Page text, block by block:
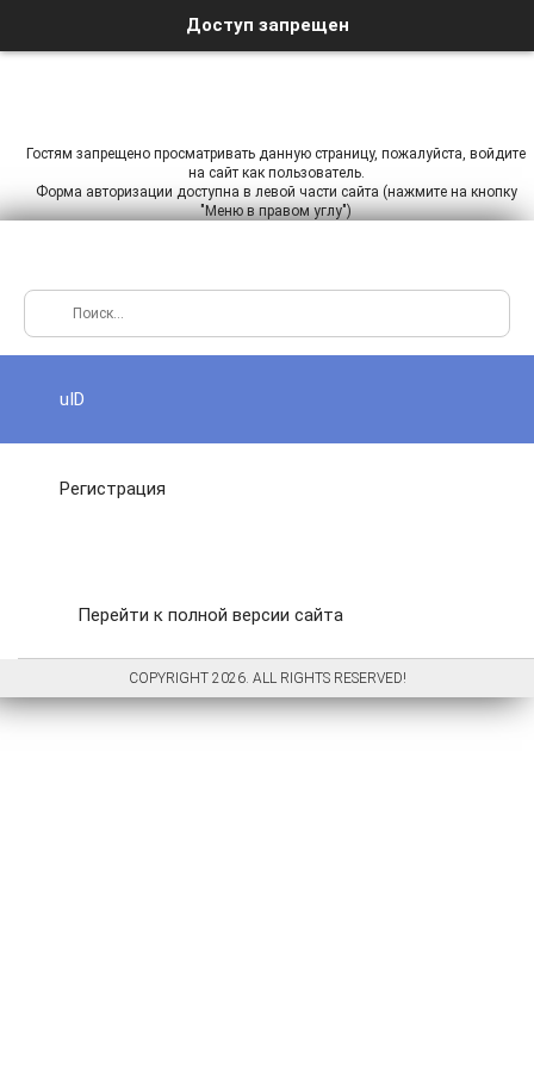
Доступ запрещен
Гостям запрещено просматривать данную страницу, пожалуйста, войдите
на сайт как пользователь.
Форма авторизации доступна в левой части сайта (нажмите на кнопку
"Меню в правом углу")
uID
Регистрация
Перейти к полной версии сайта
COPYRIGHT 2026. ALL RIGHTS RESERVED!